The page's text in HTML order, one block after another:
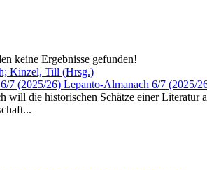
keine Ergebnisse gefunden!
Kinzel, Till (Hrsg.)
Lepanto-Almanach 6/7 (2025/
will die historischen Schätze einer